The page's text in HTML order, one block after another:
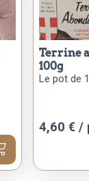
terrine abondance
100g
Le pot de
4,60 € /